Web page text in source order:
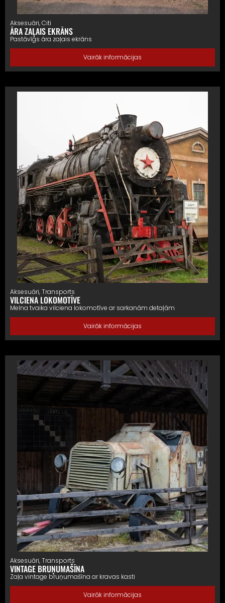
Aksesuāri,Citi
ĀRA ZAĻAIS EKRĀNS
Pastāvīgs āra zaļais ekrāns
Vairāk informācijas
Aksesuāri,Transports
VILCIENA LOKOMOTĪVE
Melna tvaika vilciena lokomotīve ar sarkanām detaļām
Vairāk informācijas
Aksesuāri,Transports
VINTAGE BRUŅUMAŠĪNA
Zaļa vintage bruņumašīna ar kravas kasti
Vairāk informācijas